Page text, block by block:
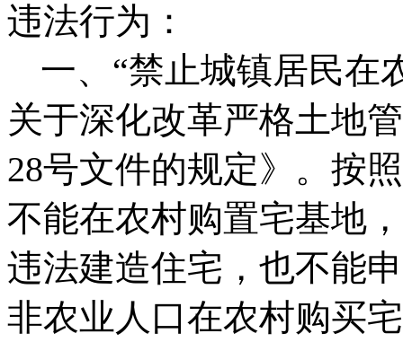
违法行为 ：
一、 “禁止城镇居民在
关于深化改革严格土地
28号文件的规定》。按
不能在农村购置宅基地
违法建造住宅，也不能
非农业人口在农村购买